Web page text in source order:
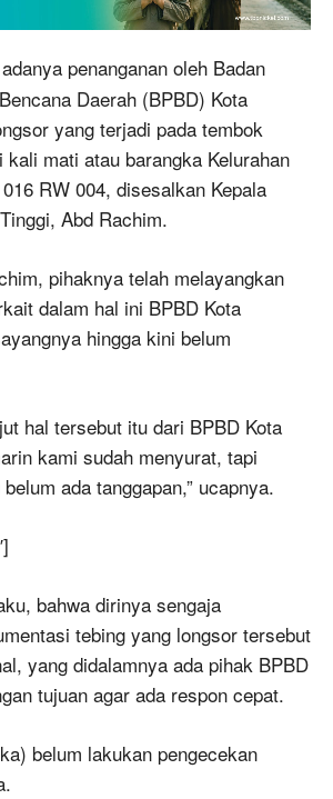
penanganan oleh Badan
Daerah (BPBD) Kota
yang terjadi pada tembok
kali mati atau barangka Kelurahan
RW 004, disesalkan Kepala
Abd Rachim.
pihaknya telah melayangkan
dalam hal ini BPBD Kota
hingga kini belum
hal tersebut itu dari BPBD Kota
kami sudah menyurat, tapi
ada tanggapan,” ucapnya.
bahwa dirinya sengaja
tebing yang longsor tersebut
yang didalamnya ada pihak BPBD
tujuan agar ada respon cepat.
belum lakukan pengecekan